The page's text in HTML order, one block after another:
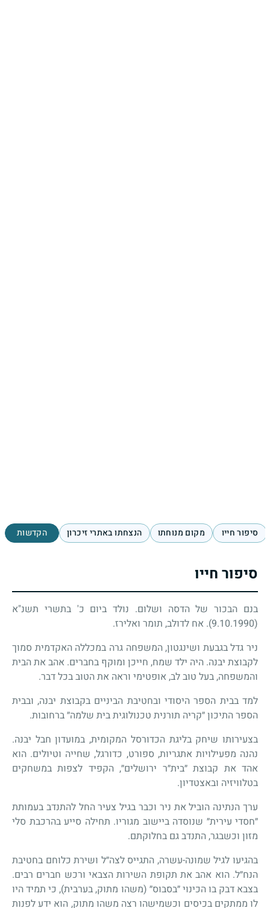
סיפור חייו מקום מנוחתו הנצחתו באתרי זיכרון הקדשות
סיפור חייו
בנם הבכור של הדסה ושלום. נולד ביום כ' בתשרי תשנ"א
(9.10.1990). אח לדולב, תומר ואלירז.
ניר גדל בגבעת ושינגטון, המשפחה גרה במכללה האקדמית סמוך
לקבוצת יבנה. היה ילד שמח, חייכן ומוקף בחברים. אהב את הבית
והמשפחה, בעל טוב לב, אופטימי וראה את הטוב בכל דבר.
למד בבית הספר היסודי ובחטיבת הביניים בקבוצת יבנה, ובבית
הספר התיכון ״קריה תורנית טכנולוגית בית שלמה״ ברחובות.
בצעירותו שיחק בליגת הכדורסל המקומית, במועדון חבל יבנה.
נהנה מפעילויות אתגריות, ספורט, כדורגל, שחייה וטיולים. הוא
אהד את קבוצת ״בית״ר ירושלים״, הקפיד לצפות במשחקים
בטלוויזיה ובאצטדיון.
ערך הנתינה הוביל את ניר וכבר בגיל צעיר החל להתנדב בעמותת
״חסדי עירית״ שנוסדה ביישוב מגוריו. תחילה סייע בהרכבת סלי
מזון וכשבגר, התנדב גם בחלוקתם.
בהגיעו לגיל שמונה-עשרה, התגייס לצה״ל ושירת כלוחם בחטיבת
הנח״ל. הוא אהב את תקופת השירות הצבאי ורכש חברים רבים.
בצבא דבק בו הכינוי ״בסבוס״ (משהו מתוק, בערבית), כי תמיד היו
לו ממתקים בכיסים וכשמישהו רצה משהו מתוק, הוא ידע לפנות